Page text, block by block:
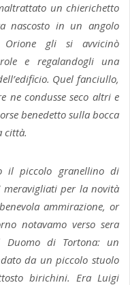
un chierichetto
nascosto in un angolo
Orione gli si avvicinò
e regalandogli una
Quel fanciullo,
ne condusse seco altri e
benedetto sulla bocca
città.
il piccolo granellino di
meravigliati per la novità
ammirazione, or
notavamo verso sera
Duomo di Tortona: un
da un piccolo stuolo
birichini. Era Luigi